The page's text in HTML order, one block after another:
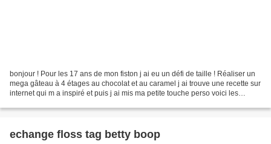
bonjour ! Pour les 17 ans de mon fiston j ai eu un défi de taille ! Réaliser un
mega gâteau à 4 étages au chocolat et au caramel j ai trouve une recette sur
internet qui m a inspiré et puis j ai mis ma petite touche perso voici les
echange floss tag betty boop